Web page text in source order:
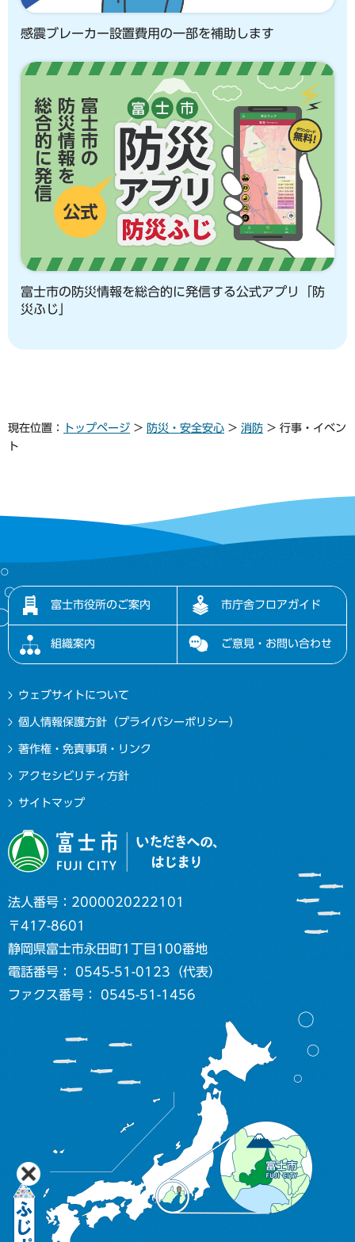
感震ブレーカー設置費用の一部を補助します
富士市の防災情報を総合的に発信する公式アプリ「防
災ふじ」
現在位置： トップページ > 防災・安全安心 > 消防 > 行事・イベン
ト
富士市役所のご案内 市庁舎フロアガイド
組織案内 ご意見・お問い合わせ
ウェブサイトについて
個人情報保護方針（プライバシーポリシー）
著作権・免責事項・リンク
アクセシビリティ方針
サイトマップ
法人番号：2000020222101
〒417-8601
静岡県富士市永田町1丁目100番地
電話番号： 0545-51-0123（代表）
ファクス番号： 0545-51-1456